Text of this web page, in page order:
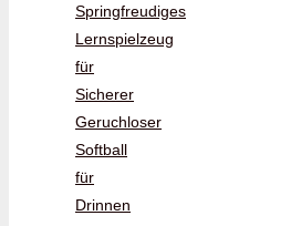
Springfreudiges
Lernspielzeug
für
Sicherer
Geruchloser
Softball
für
Drinnen